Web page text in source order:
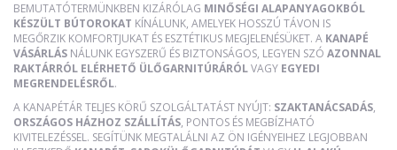
BEMUTATÓTERMÜNKBEN KIZÁRÓLAG MINŐSÉGI ALAPANYAGOKBÓL
KÉSZÜLT BÚTOROKAT KÍNÁLUNK, AMELYEK HOSSZÚ TÁVON IS
MEGŐRZIK KOMFORTJUKAT ÉS ESZTÉTIKUS MEGJELENÉSÜKET. A KANAPÉ
VÁSÁRLÁS NÁLUNK EGYSZERŰ ÉS BIZTONSÁGOS, LEGYEN SZÓ AZONNAL
RAKTÁRRÓL ELÉRHETŐ ÜLŐGARNITÚRÁRÓLVAGY EGYEDI
MEGRENDELÉSRŐL.
A KANAPÉTÁR TELJES KÖRŰ SZOLGÁLTATÁST NYÚJT: SZAKTANÁCSADÁS,
ORSZÁGOS HÁZHOZ SZÁLLÍTÁS, PONTOS ÉS MEGBÍZHATÓ
KIVITELEZÉSSEL. SEGÍTÜNK MEGTALÁLNI AZ ÖN IGÉNYEIHEZ LEGJOBBAN